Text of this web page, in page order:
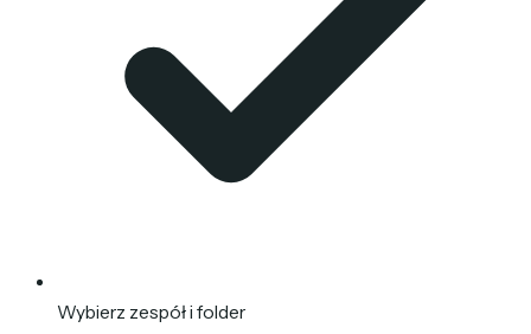
Wybierz zespół i folder